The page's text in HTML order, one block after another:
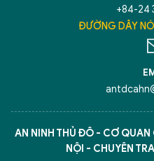
+84-24
ĐƯỜNG DÂY
AN NINH THỦ ĐÔ - CƠ
NỘI - CHUYÊN